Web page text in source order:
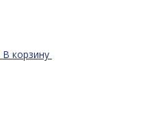
В корзину